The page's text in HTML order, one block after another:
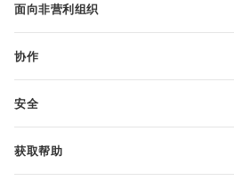
适用于教育人士
面向非营利组织
申请免费帐户
协作
翻译人员
安全
获取帮助